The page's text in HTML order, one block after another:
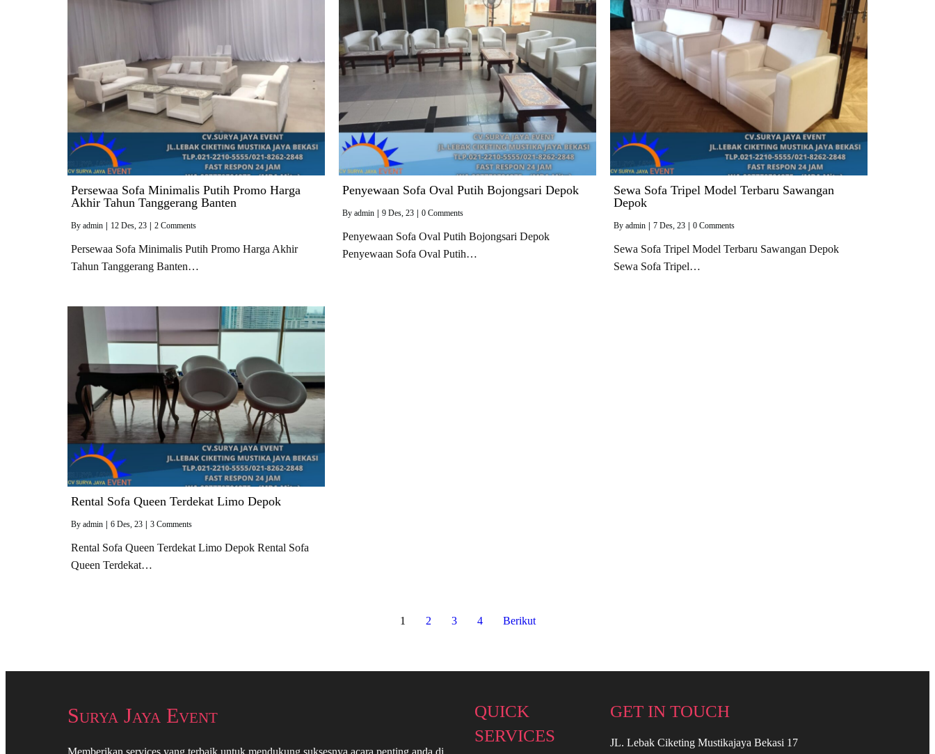
Persewaa Sofa Minimalis Putih Promo Harga
Akhir Tahun Tanggerang Banten
By admin 12 Des, 23 2 Comments
Persewaa Sofa Minimalis Putih Promo Harga Akhir
Tahun Tanggerang Banten…
Penyewaan Sofa Oval Putih Bojongsari Depok
By admin 9 Des, 23 0 Comments
Penyewaan Sofa Oval Putih Bojongsari Depok
Penyewaan Sofa Oval Putih…
Sewa Sofa Tripel Model Terbaru Sawangan
Depok
By admin 7 Des, 23 0 Comments
Sewa Sofa Tripel Model Terbaru Sawangan Depok
Sewa Sofa Tripel…
Rental Sofa Queen Terdekat Limo Depok
By admin 6 Des, 23 3 Comments
Rental Sofa Queen Terdekat Limo Depok Rental Sofa
Queen Terdekat…
1 2 3 4 Berikut
Surya Jaya Event
Memberikan services yang terbaik untuk mendukung suksesnya acara penting anda di
QUICK
SERVICES
GET IN TOUCH
JL. Lebak Ciketing Mustikajaya Bekasi 17